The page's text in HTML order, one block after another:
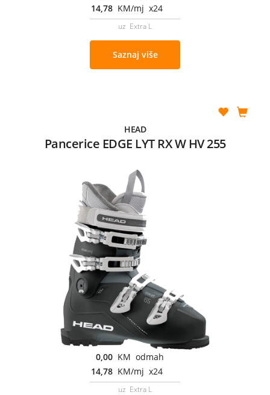
14,78 KM/mj x24
uz Extra L
Saznaj više
HEAD
Pancerice EDGE LYT RX W HV 255
0,00 KM odmah
14,78 KM/mj x24
uz Extra L